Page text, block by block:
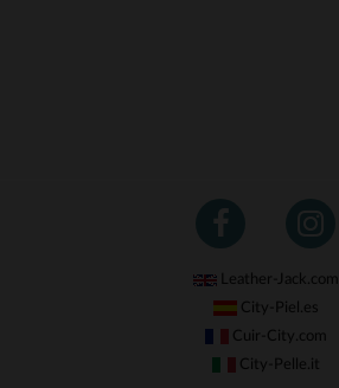
Leather-Jack.com
City-Piel.es
Cuir-City.com
City-Pelle.it